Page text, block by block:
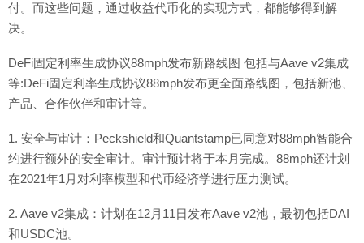
付。而这些问题，通过收益代币化的实现方式，都能够得到解
决。
DeFi固定利率生成协议88mph发布新路线图 包括与Aave v2集成
等:DeFi固定利率生成协议88mph发布更全面路线图，包括新池、
产品、合作伙伴和审计等。
1. 安全与审计：Peckshield和Quantstamp已同意对88mph智能合
约进行额外的安全审计。审计预计将于本月完成。88mph还计划
在2021年1月对利率模型和代币经济学进行压力测试。
2. Aave v2集成：计划在12月11日发布Aave v2池，最初包括DAI
和USDC池。